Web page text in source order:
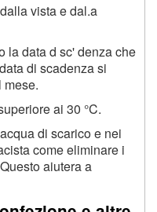
vista e dal.a
la data d sc' denza che
di scadenza si
mese.
ai 30 °C.
di scarico e nei
come eliminare i
aiutera a